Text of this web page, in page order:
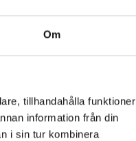
Om
tillhandahålla funktioner
information från din
i sin tur kombinera
två år och sedan